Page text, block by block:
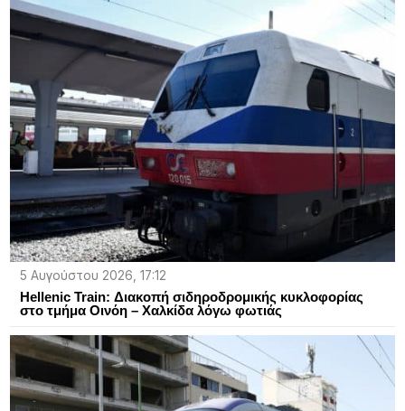
5 Αυγούστου 2026, 17:12
Hellenic Train: Διακοπή σιδηροδρομικής κυκλοφορίας
στο τμήμα Οινόη – Χαλκίδα λόγω φωτιάς